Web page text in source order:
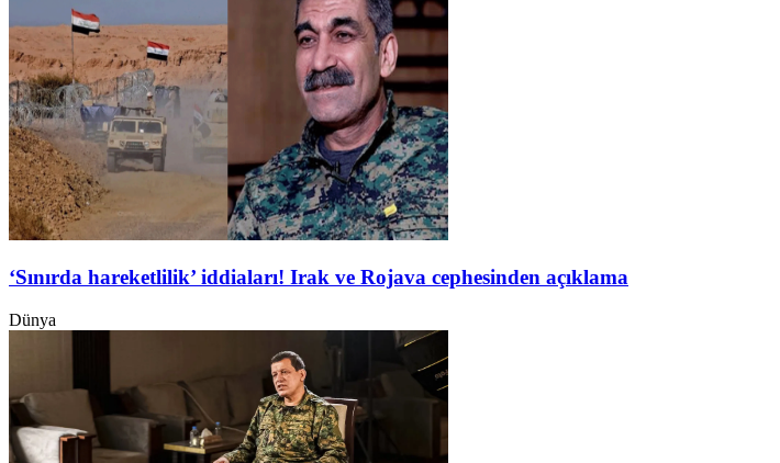
‘Sınırda hareketlilik’ iddiaları! Irak ve Rojava cephesinden açıklama
Dünya